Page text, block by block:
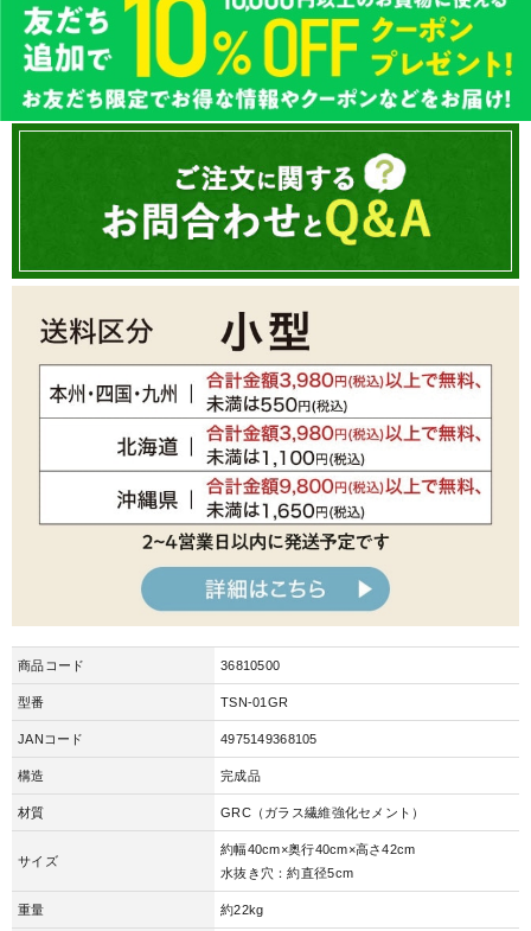
商品コード 36810500
型番 TSN-01GR
JANコード 4975149368105
構造 完成品
材質 GRC（ガラス繊維強化セメント）
サイズ
約幅40cm×奥行40cm×高さ42cm
水抜き穴：約直径5cm
重量 約22kg